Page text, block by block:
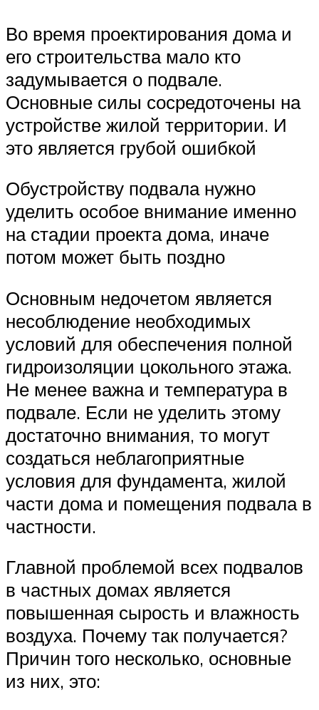
Во время проектирования дома и
его строительства мало кто
задумывается о подвале.
Основные силы сосредоточены на
устройстве жилой территории. И
это является грубой ошибкой
Обустройству подвала нужно
уделить особое внимание именно
на стадии проекта дома, иначе
потом может быть поздно
Основным недочетом является
несоблюдение необходимых
условий для обеспечения полной
гидроизоляции цокольного этажа.
Не менее важна и температура в
подвале. Если не уделить этому
достаточно внимания, то могут
создаться неблагоприятные
условия для фундамента, жилой
части дома и помещения подвала в
частности.
Главной проблемой всех подвалов
в частных домах является
повышенная сырость и влажность
воздуха. Почему так получается?
Причин того несколько, основные
из них, это: